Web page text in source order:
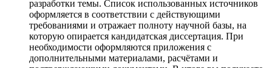
разработки темы. Список использованных источников
оформляется в соответствии с действующими
требованиями и отражает полноту научной базы, на
которую опирается кандидатская диссертация. При
необходимости оформляются приложения с
дополнительными материалами, расчётами и